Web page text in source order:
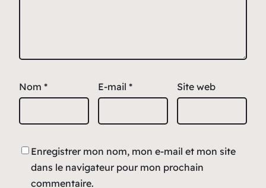
Nom * E-mail * Site web
Enregistrer mon nom, mon e-mail et mon site
dans le navigateur pour mon prochain
commentaire.